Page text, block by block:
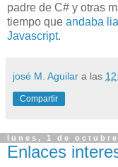
padre de C# y otras
tiempo que andaba
Javascript.
josé M. Aguilar a las
Compartir
lunes, 1 de octubre
Enlaces